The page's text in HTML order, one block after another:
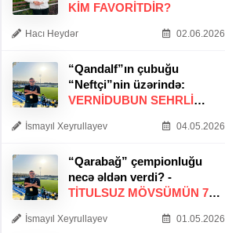
KIM FAVORITDIR?
Hacı Heydər 02.06.2026
“Qandalf”ın çubuğu
“Neftçi”nin üzərində:
VERNİDUBUN SEHRLİ
İsmayıl Xeyrullayev 04.05.2026
“Qarabağ” çempionluğu
necə əldən verdi? -
TITULSUZ MÖVSÜMÜN 7
İsmayıl Xeyrullayev 01.05.2026